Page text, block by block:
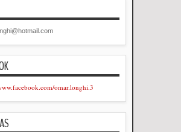
omar.longhi.3